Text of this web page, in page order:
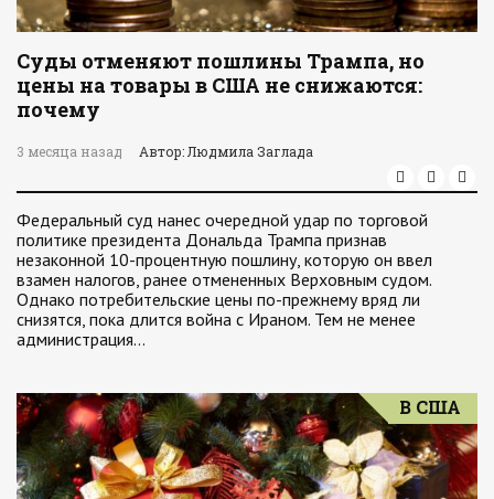
Суды отменяют пошлины Трампа, но
цены на товары в США не снижаются:
почему
3 месяца назад Автор: Людмила Заглада
Федеральный суд нанес очередной удар по торговой
политике президента Дональда Трампа признав
незаконной 10-процентную пошлину, которую он ввел
взамен налогов, ранее отмененных Верховным судом.
Однако потребительские цены по-прежнему вряд ли
снизятся, пока длится война с Ираном. Тем не менее
администрация…
В США